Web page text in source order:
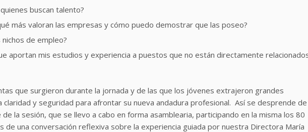
buscan talento?
más valoran las empresas y cómo puedo demostrar que las poseo?
de empleo?
aportan mis estudios y experiencia a puestos que no están directamente
que surgieron durante la jornada y de las que los jóvenes extrajeron grandes
claridad y seguridad para afrontar su nueva andadura profesional. Así se desprende de
la sesión, que se llevo a cabo en forma asamblearia, participando en la misma los 80
una conversación reflexiva sobre la experiencia guiada por nuestra Directora María